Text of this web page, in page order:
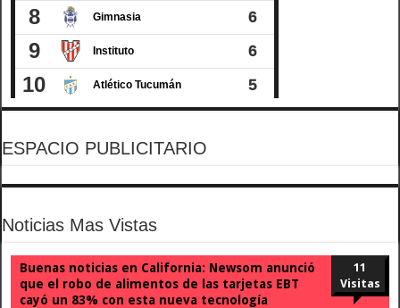
ESPACIO PUBLICITARIO
Noticias Mas Vistas
Buenas noticias en California: Newsom anunció
que el robo de alimentos de las tarjetas EBT
cayó un 83% con esta nueva tecnología
11
Visitas